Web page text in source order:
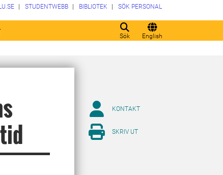
Sök English
STUDENTWEBB BIBLIOTEK SÖK PERSONAL
KONTAKT
SKRIV UT